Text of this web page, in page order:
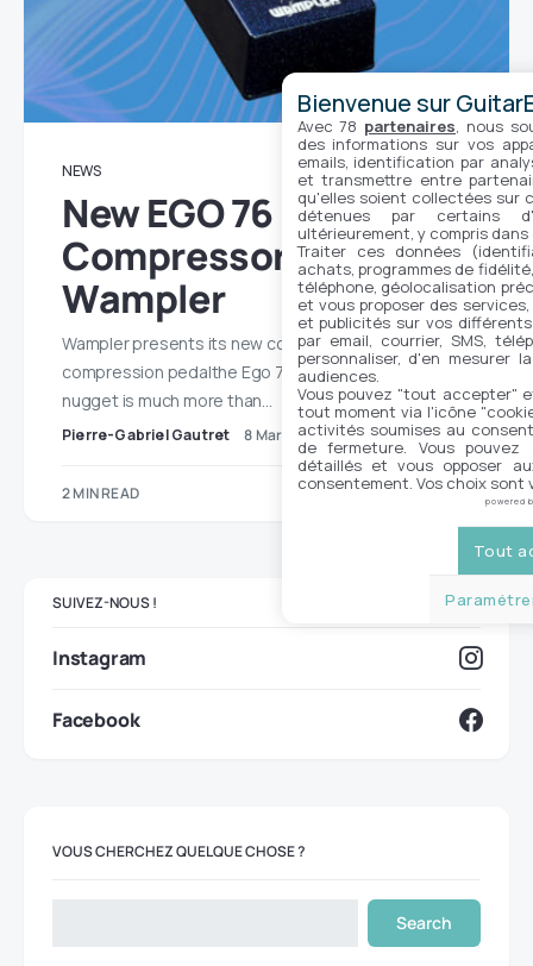
NEWS
New EGO 76
Compressor from
Wampler
Wampler presents its new compression pedal
compression pedalthe Ego 76 Compressor. This
nugget is much more than…
Pierre-Gabriel Gautret 8 March 2024 No comments
2 MIN READ
SUIVEZ-NOUS !
Instagram
Facebook
VOUS CHERCHEZ QUELQUE CHOSE ?
Search
Bienvenue sur
Avec 78 partenaires, nous
des informations sur vos
emails, identification par
et transmettre entre
qu'elles soient collectées sur
détenues par certains
ultérieurement, y compris
Traiter ces données
achats, programmes de
téléphone, géolocalisation
et vous proposer des
et publicités sur vos
par email, courrier, SMS,
personnaliser, d'en mesurer
audiences.
Vous pouvez "tout accepter"
tout moment via l'icône
activités soumises au
de fermeture. Vous
détaillés et vous opposer
consentement. Vos choix sont
powered
Tout